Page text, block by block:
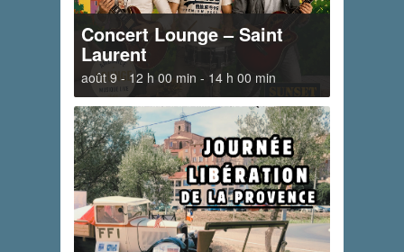
Concert Lounge – Saint
Laurent
août 9 - 12 h 00 min - 14 h 00 min